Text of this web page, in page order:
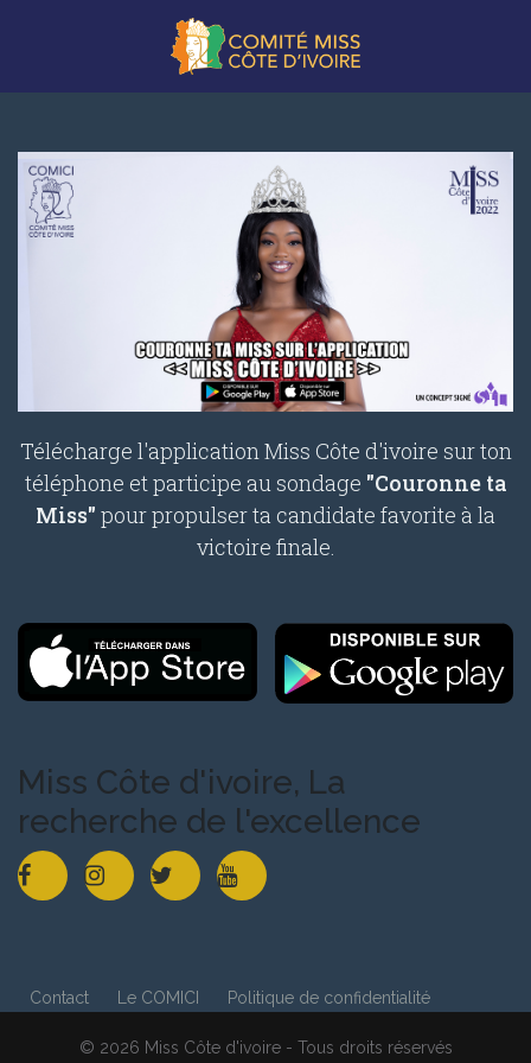
Télécharge l'application Miss Côte d'ivoire sur ton
téléphone et participe au sondage "Couronne ta
Miss" pour propulser ta candidate favorite à la
victoire finale.
Miss Côte d'ivoire, La
recherche de l'excellence
Contact Le COMICI Politique de confidentialité
© 2026 Miss Côte d'ivoire - Tous droits réservés